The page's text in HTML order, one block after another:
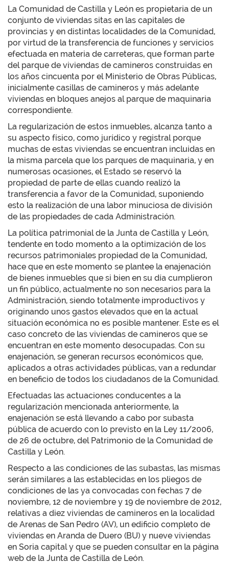
La Comunidad de Castilla y León es propietaria de un
conjunto de viviendas sitas en las capitales de
provincias y en distintas localidades de la Comunidad,
por virtud de la transferencia de funciones y servicios
efectuada en materia de carreteras, que forman parte
del parque de viviendas de camineros construidas en
los años cincuenta por el Ministerio de Obras Públicas,
inicialmente casillas de camineros y más adelante
viviendas en bloques anejos al parque de maquinaria
correspondiente.
La regularización de estos inmuebles, alcanza tanto a
su aspecto físico, como jurídico y registral porque
muchas de estas viviendas se encuentran incluidas en
la misma parcela que los parques de maquinaria, y en
numerosas ocasiones, el Estado se reservó la
propiedad de parte de ellas cuando realizó la
transferencia a favor de la Comunidad, suponiendo
esto la realización de una labor minuciosa de división
de las propiedades de cada Administración.
La política patrimonial de la Junta de Castilla y León,
tendente en todo momento a la optimización de los
recursos patrimoniales propiedad de la Comunidad,
hace que en este momento se plantee la enajenación
de bienes inmuebles que si bien en su día cumplieron
un fin público, actualmente no son necesarios para la
Administración, siendo totalmente improductivos y
originando unos gastos elevados que en la actual
situación económica no es posible mantener. Este es el
caso concreto de las viviendas de camineros que se
encuentran en este momento desocupadas. Con su
enajenación, se generan recursos económicos que,
aplicados a otras actividades públicas, van a redundar
en beneficio de todos los ciudadanos de la Comunidad.
Efectuadas las actuaciones conducentes a la
regularización mencionada anteriormente, la
enajenación se está llevando a cabo por subasta
pública de acuerdo con lo previsto en la Ley 11/2006,
de 26 de octubre, del Patrimonio de la Comunidad de
Castilla y León.
Respecto a las condiciones de las subastas, las mismas
serán similares a las establecidas en los pliegos de
condiciones de las ya convocadas con fechas 7 de
noviembre, 12 de noviembre y 19 de noviembre de 2012,
relativas a diez viviendas de camineros en la localidad
de Arenas de San Pedro (AV), un edificio completo de
viviendas en Aranda de Duero (BU) y nueve viviendas
en Soria capital y que se pueden consultar en la página
web de la Junta de Castilla de León.